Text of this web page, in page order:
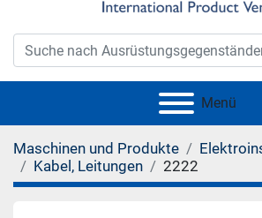
Menü
Maschinen und Produkte
Kabel, Leitungen
2222